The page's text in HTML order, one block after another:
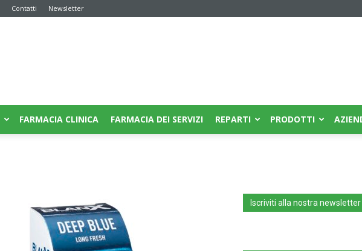
Contatti Newsletter
FARMACIA CLINICA FARMACIA DEI SERVIZI REPARTI PRODOTTI
Iscriviti alla nostra newsletter